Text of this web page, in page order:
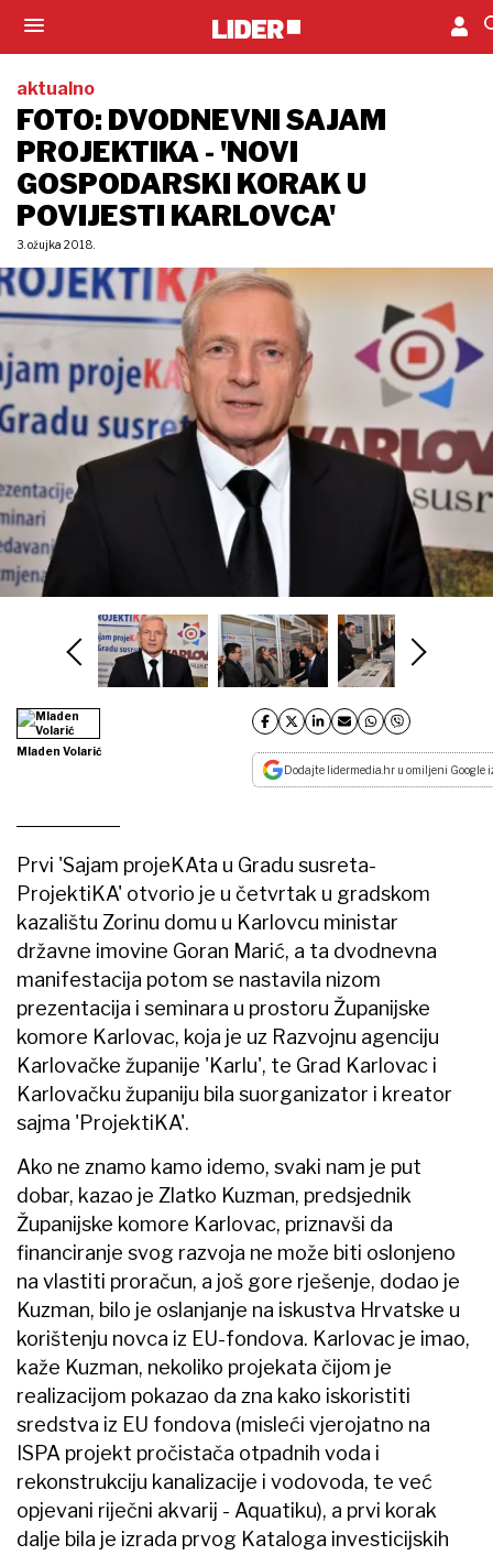
aktualno
FOTO: DVODNEVNI SAJAM
PROJEKTIKA - 'NOVI
GOSPODARSKI KORAK U
POVIJESTI KARLOVCA'
3. ožujka 2018.
Mladen Volarić
Dodajte lidermedia.hr u omiljeni Google
Prvi 'Sajam projeKAta u Gradu susreta-
ProjektiKA' otvorio je u četvrtak u gradskom
kazalištu Zorinu domu u Karlovcu ministar
državne imovine Goran Marić, a ta dvodnevna
manifestacija potom se nastavila nizom
prezentacija i seminara u prostoru Županijske
komore Karlovac, koja je uz Razvojnu agenciju
Karlovačke županije 'Karlu', te Grad Karlovac i
Karlovačku županiju bila suorganizator i kreator
sajma 'ProjektiKA'.
Ako ne znamo kamo idemo, svaki nam je put
dobar, kazao je Zlatko Kuzman, predsjednik
Županijske komore Karlovac, priznavši da
financiranje svog razvoja ne može biti oslonjeno
na vlastiti proračun, a još gore rješenje, dodao je
Kuzman, bilo je oslanjanje na iskustva Hrvatske u
korištenju novca iz EU-fondova. Karlovac je imao,
kaže Kuzman, nekoliko projekata čijom je
realizacijom pokazao da zna kako iskoristiti
sredstva iz EU fondova (misleći vjerojatno na
ISPA projekt pročistača otpadnih voda i
rekonstrukciju kanalizacije i vodovoda, te već
opjevani riječni akvarij - Aquatiku), a prvi korak
dalje bila je izrada prvog Kataloga investicijskih